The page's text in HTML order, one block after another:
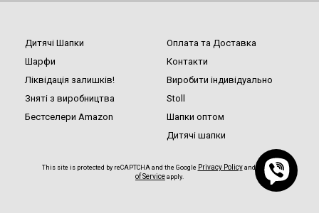
Дитячі Шапки
Шарфи
Ліквідація залишків!
Зняті з виробництва
Бестселери Amazon
Оплата та Доставка
Контакти
Виробити індивідуально
Stoll
Шапки оптом
Дитячі шапки
This site is protected by reCAPTCHA and the Google Privacy Policyand
Terms
of Service apply.